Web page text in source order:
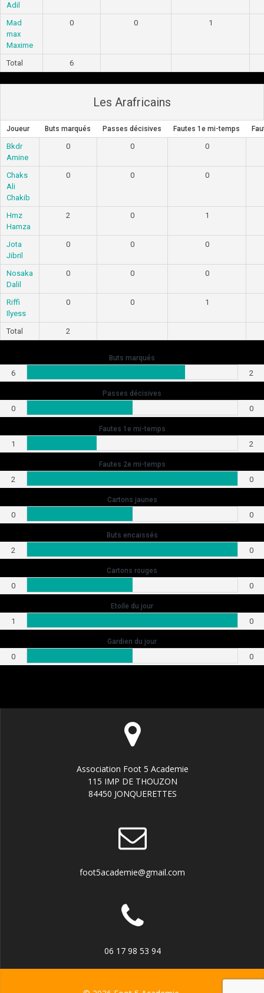
Adil
Mad
max
Maxime
0 0 1
Total 6
Les Arafricains
Joueur Buts marqués Passes décisives Fautes 1e mi-temps
Bkdr
Amine
0 0 0
Chaks
Ali
Chakib
0 0 0
Hmz
Hamza
2 0 1
Jota
Jibril
0 0 0
Nosaka
Dalil
0 0 0
Riffi
Ilyess
0 0 1
Total 2
Buts marqués
6 2
Passes décisives
0 0
Fautes 1e mi-temps
1 2
Fautes 2e mi-temps
2 0
Cartons jaunes
0 0
Buts encaissés
2 0
Cartons rouges
0 0
Etoile du jour
1 0
Gardien du jour
0 0
Association Foot 5 Academie
115 IMP DE THOUZON
84450 JONQUERETTES
foot5academie@gmail.com
06 17 98 53 94